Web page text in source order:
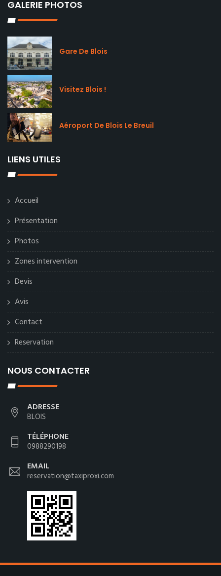
GALERIE PHOTOS
Gare De Blois
Visitez Blois !
Aéroport De Blois Le Breuil
LIENS UTILES
Accueil
Présentation
Photos
Zones intervention
Devis
Avis
Contact
Reservation
NOUS CONTACTER
ADRESSE
BLOIS
TÉLÉPHONE
0988290198
EMAIL
reservation@taxiproxi.com